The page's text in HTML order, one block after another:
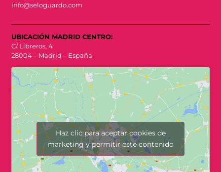
info@seloguardo.com
UBICACIÓN MADRID CENTRO:
C/ Libreros, 4
28004 – Madrid – España
Haz clic para aceptar cookies de
marketing y permitir este contenido